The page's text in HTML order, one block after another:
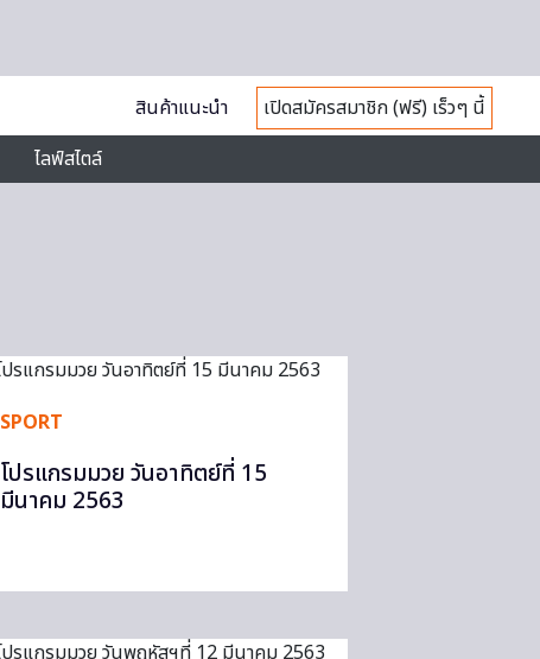
สินค้าแนะนำ
เปิดสมัครสมาชิก (ฟรี) เร็วๆ นี้
ไลฟ์สไตล์
SPORT
โปรแกรมมวย วันอาทิตย์ที่ 15
มีนาคม 2563